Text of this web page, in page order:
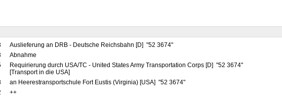
Auslieferung an DRB - Deutsche Reichsbahn [D] "52 3674"
Abnahme
Requirierung durch USA/TC - United States Army Transportation Corps [D] "52 3674"
[Transport in die USA]
an Heerestransportschule Fort Eustis (Virginia) [USA] "52 3674"
++